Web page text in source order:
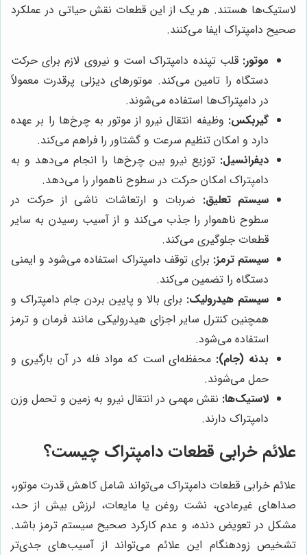
لاستیک‌ها هستند. هر یک از این قطعات نقش حیاتی در عملکرد
صحیح دامپتراک ایفا می‌کنند.
موتور: قلب تپنده دامپتراک است و نیروی لازم برای حرکت
دستگاه را تامین می‌کند. موتورهای دیزلی پرقدرت معمولاً
در دامپتراک‌ها استفاده می‌شوند.
گیربکس: وظیفه انتقال نیرو از موتور به چرخ‌ها را بر عهده
دارد و امکان تنظیم سرعت و گشتاور را فراهم می‌کند.
دیفرانسیل: توزیع نیرو بین چرخ‌ها را انجام می‌دهد و به
دامپتراک امکان حرکت در سطوح ناهموار را می‌دهد.
سیستم تعلیق: ضربات و ارتعاشات ناشی از حرکت در
سطوح ناهموار را جذب می‌کند و از آسیب رسیدن به سایر
قطعات جلوگیری می‌کند.
سیستم ترمز: برای توقف دامپتراک استفاده می‌شود و ایمنی
دستگاه را تضمین می‌کند.
سیستم هیدرولیک: برای بالا و پایین بردن جام دامپتراک و
همچنین کنترل سایر اجزای هیدرولیکی مانند فرمان و ترمز
استفاده می‌شود.
بدنه (جام): محفظه‌ای است که مواد فله در آن بارگیری و
حمل می‌شوند.
لاستیک‌ها: نقش مهمی در انتقال نیرو به زمین و تحمل وزن
دامپتراک دارند.
علائم خرابی قطعات دامپتراک چیست؟
علائم خرابی قطعات دامپتراک می‌تواند شامل کاهش قدرت موتور،
صداهای غیرعادی، نشت روغن یا مایعات، لرزش بیش از حد،
مشکل در تعویض دنده، و عدم کارکرد صحیح سیستم ترمز باشد.
تشخیص زودهنگام این علائم می‌تواند از آسیب‌های جدی‌تر